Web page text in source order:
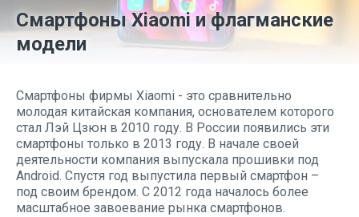
Смартфоны Xiaomi и флагманские
модели
Смартфоны фирмы Xiaomi - это сравнительно
молодая китайская компания, основателем которого
стал Лэй Цзюн в 2010 году. В России появились эти
смартфоны только в 2013 году. В начале своей
деятельности компания выпускала прошивки под
Android. Спустя год выпустила первый смартфон –
под своим брендом. С 2012 года началось более
масштабное завоевание рынка смартфонов.